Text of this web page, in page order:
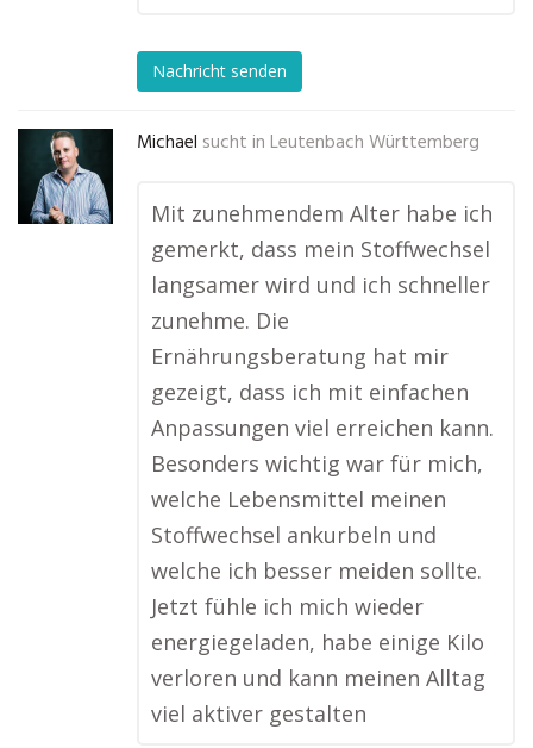
Nachricht senden
Michael sucht in Leutenbach Württemberg
Mit zunehmendem Alter habe ich
gemerkt, dass mein Stoffwechsel
langsamer wird und ich schneller
zunehme. Die
Ernährungsberatung hat mir
gezeigt, dass ich mit einfachen
Anpassungen viel erreichen kann.
Besonders wichtig war für mich,
welche Lebensmittel meinen
Stoffwechsel ankurbeln und
welche ich besser meiden sollte.
Jetzt fühle ich mich wieder
energiegeladen, habe einige Kilo
verloren und kann meinen Alltag
viel aktiver gestalten